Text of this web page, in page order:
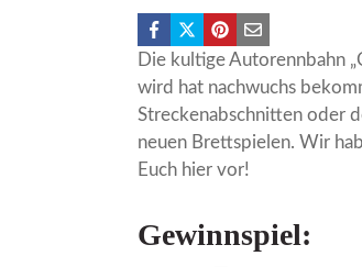
Die kultige Autorennbahn
wird hat nachwuchs
Streckenabschnitten oder
neuen Brettspielen. Wir
Euch hier vor!
Gewinnspiel: